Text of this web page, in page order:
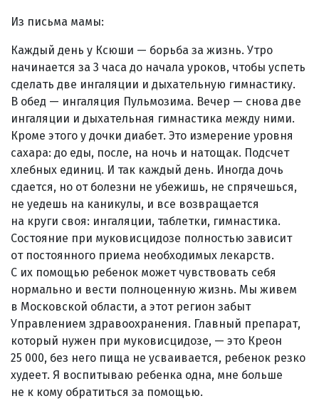
Из письма мамы:
Каждый день у Ксюши — борьба за жизнь. Утро
начинается за 3 часа до начала уроков, чтобы успеть
сделать две ингаляции и дыхательную гимнастику.
В обед — ингаляция Пульмозима. Вечер — снова две
ингаляции и дыхательная гимнастика между ними.
Кроме этого у дочки диабет. Это измерение уровня
сахара: до еды, после, на ночь и натощак. Подсчет
хлебных единиц. И так каждый день. Иногда дочь
сдается, но от болезни не убежишь, не спрячешься,
не уедешь на каникулы, и все возвращается
на круги своя: ингаляции, таблетки, гимнастика.
Состояние при муковисцидозе полностью зависит
от постоянного приема необходимых лекарств.
С их помощью ребенок может чувствовать себя
нормально и вести полноценную жизнь. Мы живем
в Московской области, а этот регион забыт
Управлением здравоохранения. Главный препарат,
который нужен при муковисцидозе, — это Креон
25 000, без него пища не усваивается, ребенок резко
худеет. Я воспитываю ребенка одна, мне больше
не к кому обратиться за помощью.